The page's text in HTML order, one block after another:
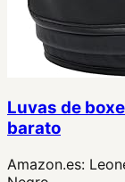
Luvas de
barato
Amazon.es: